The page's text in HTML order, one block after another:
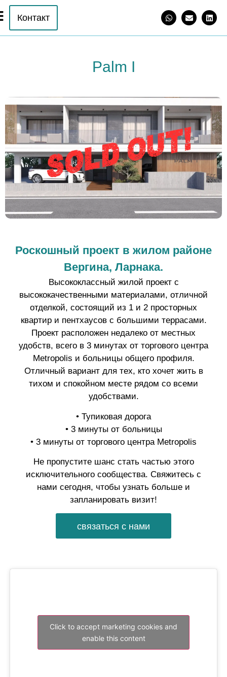
Контакт
Palm I
Роскошный проект в жилом районе
Вергина, Ларнака.
Высококлассный жилой проект с
высококачественными материалами, отличной
отделкой, состоящий из 1 и 2 просторных
квартир и пентхаусов с большими террасами.
Проект расположен недалеко от местных
удобств, всего в 3 минутах от торгового центра
Metropolis и больницы общего профиля.
Отличный вариант для тех, кто хочет жить в
тихом и спокойном месте рядом со всеми
удобствами.
• Тупиковая дорога
• 3 минуты от больницы
• 3 минуты от торгового центра Metropolis
Не пропустите шанс стать частью этого
исключительного сообщества. Свяжитесь с
нами сегодня, чтобы узнать больше и
запланировать визит!
связаться с нами
Click to accept marketing cookies and
enable this content